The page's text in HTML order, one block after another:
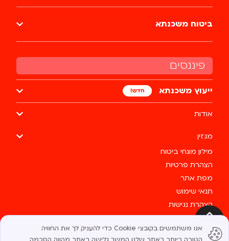
אנו משתמשים בקובצי Cookie כדי להעניק לך את החוויה
פיננסים
ייעוץ משכנתא
אודות
מגזין
מילון מונחי ביטוח
הצהרת פרטיות
מפת אתר
תנאי שימוש
הצהרת נגישות
צרו קשר
ביטוח משכנתא
כל הזכויות שמורות לבסטי @ 2025